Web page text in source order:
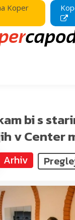
Koper
bi s
v Center
Arhiv